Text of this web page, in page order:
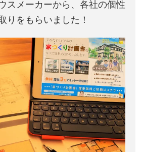
スメーカーから、各社の個性
りをもらいました！